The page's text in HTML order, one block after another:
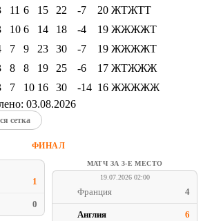
11 6 15 22 -7 20 ЖТЖТТ
10 6 14 18 -4 19 ЖЖЖЖТ
7 9 23 30 -7 19 ЖЖЖЖТ
8 8 19 25 -6 17 ЖТЖЖЖ
7 10 16 30 -14 16 ЖЖЖЖЖ
03.08.2026
сетка
ФИНАЛ
1
0
МАТЧ ЗА 3-Е МЕСТО
19.07.2026 02:00
Франция 4
Англия 6